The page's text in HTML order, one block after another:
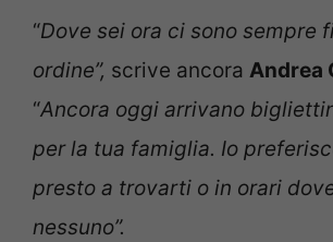
“Dove sei ora ci sono sempre
ordine”, scrive ancora Andrea
“Ancora oggi arrivano
per la tua famiglia. Io
presto a trovarti o in orari
nessuno”.